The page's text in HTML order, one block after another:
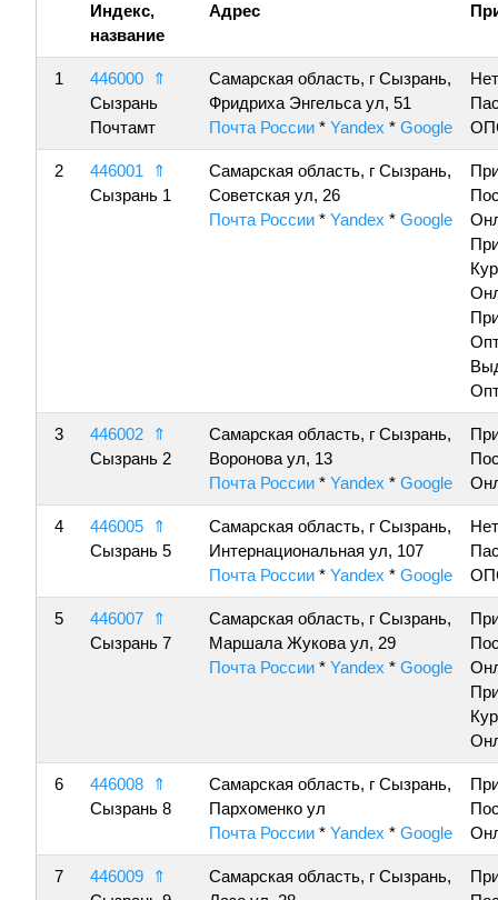
Индекс,
название
Адрес
1 446000
⇑
Сызрань
Почтамт
Самарская область, г Сызрань,
Фридриха Энгельса ул, 51
Почта России * Yandex * Google
2 446001
⇑
Сызрань 1
Самарская область, г Сызрань,
Советская ул, 26
Почта России * Yandex * Google
3 446002
⇑
Сызрань 2
Самарская область, г Сызрань,
Воронова ул, 13
Почта России * Yandex * Google
4 446005
⇑
Сызрань 5
Самарская область, г Сызрань,
Интернациональная ул, 107
Почта России * Yandex * Google
5 446007
⇑
Сызрань 7
Самарская область, г Сызрань,
Маршала Жукова ул, 29
Почта России * Yandex * Google
6 446008
⇑
Сызрань 8
Самарская область, г Сызрань,
Пархоменко ул
Почта России * Yandex * Google
7 446009
⇑
Самарская область, г Сызрань,